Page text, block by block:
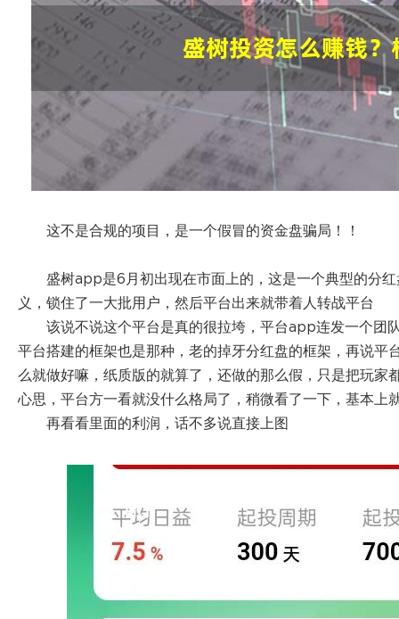
这不是合规的项目，是一个假冒的资金盘骗局！！
盛树app是6月初出现在市面上的，这是一个典型的分
义，锁住了一大批用户，然后平台出来就带着人转战平台
该说不说这个平台是真的很拉垮，平台app连发一个团
平台搭建的框架也是那种，老的掉牙分红盘的框架，再说
么就做好嘛，纸质版的就算了，还做的那么假，只是把玩
心思，平台方一看就没什么格局了，稍微看了一下，基本上
再看看里面的利润，话不多说直接上图